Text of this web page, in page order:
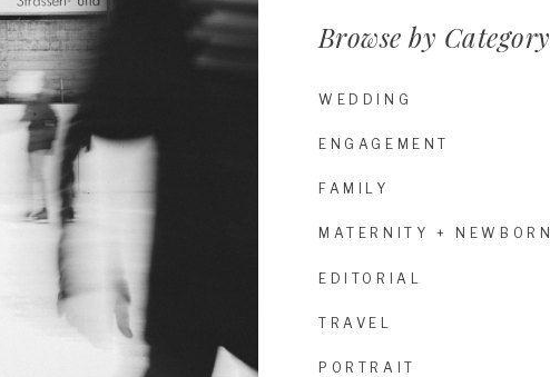
Browse by Category
WEDDING
ENGAGEMENT
FAMILY
MATERNITY + NEWBORN
EDITORIAL
PORTRAIT
TRAVEL